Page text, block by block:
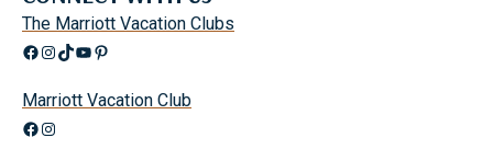
The Marriott Vacation Clubs
Facebook
Instagram
TikTok
YouTube
Pinterest
Marriott Vacation Club
Facebook
Instagram